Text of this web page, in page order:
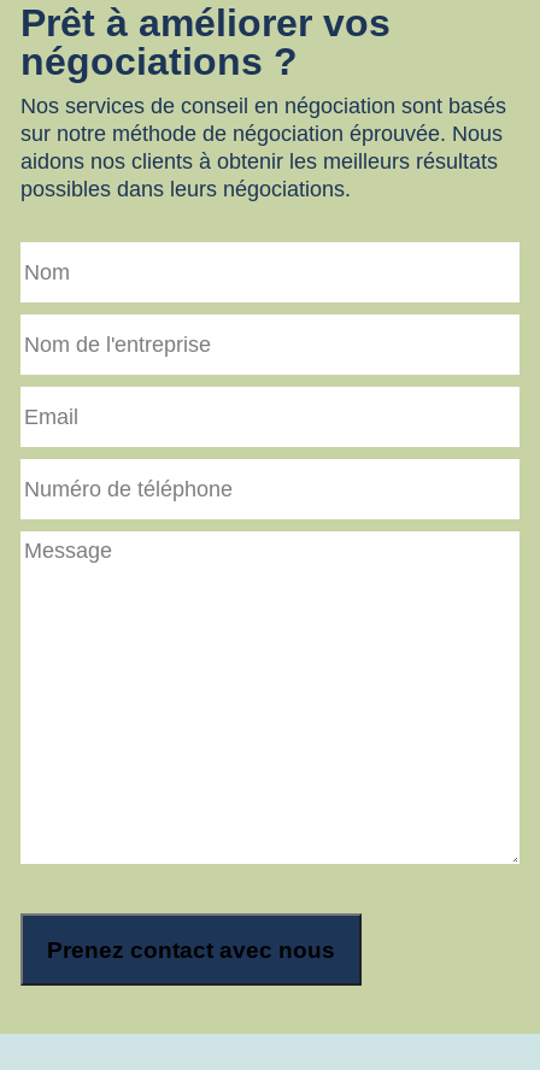
Prêt à améliorer vos
négociations ?
Nos services de conseil en négociation sont basés
sur notre méthode de négociation éprouvée. Nous
aidons nos clients à obtenir les meilleurs résultats
possibles dans leurs négociations.
de
l'entreprise
de
téléphone
Message